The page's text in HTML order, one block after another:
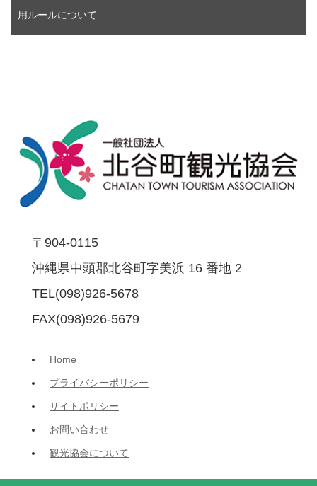
用ルールについて
〒904-0115
沖縄県中頭郡北谷町字美浜 16 番地 2
TEL(098)926-5678
FAX(098)926-5679
Home
プライバシーポリシー
サイトポリシー
お問い合わせ
観光協会について